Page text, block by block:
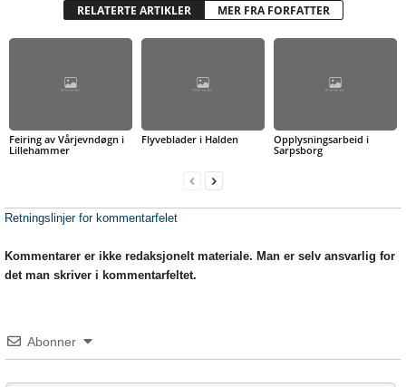
RELATERTE ARTIKLER MER FRA FORFATTER
Feiring av Vårjevndøgn i
Lillehammer
Flyveblader i Halden
Opplysningsarbeid i
Sarpsborg
Retningslinjer for kommentarfelet
Kommentarer er ikke redaksjonelt materiale. Man er selv ansvarlig for
det man skriver i kommentarfeltet.
Abonner